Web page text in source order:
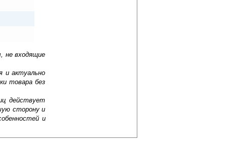
не входящие
и актуально
товара без
действует
сторону и
и